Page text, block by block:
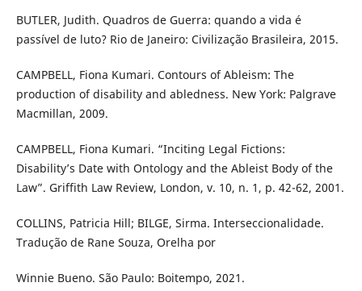
BUTLER, Judith. Quadros de Guerra: quando a vida é
passível de luto? Rio de Janeiro: Civilização Brasileira, 2015.
CAMPBELL, Fiona Kumari. Contours of Ableism: The
production of disability and abledness. New York: Palgrave
Macmillan, 2009.
CAMPBELL, Fiona Kumari. “Inciting Legal Fictions:
Disability’s Date with Ontology and the Ableist Body of the
Law”. Griffith Law Review, London, v. 10, n. 1, p. 42-62, 2001.
COLLINS, Patricia Hill; BILGE, Sirma. Interseccionalidade.
Tradução de Rane Souza, Orelha por
Winnie Bueno. São Paulo: Boitempo, 2021.